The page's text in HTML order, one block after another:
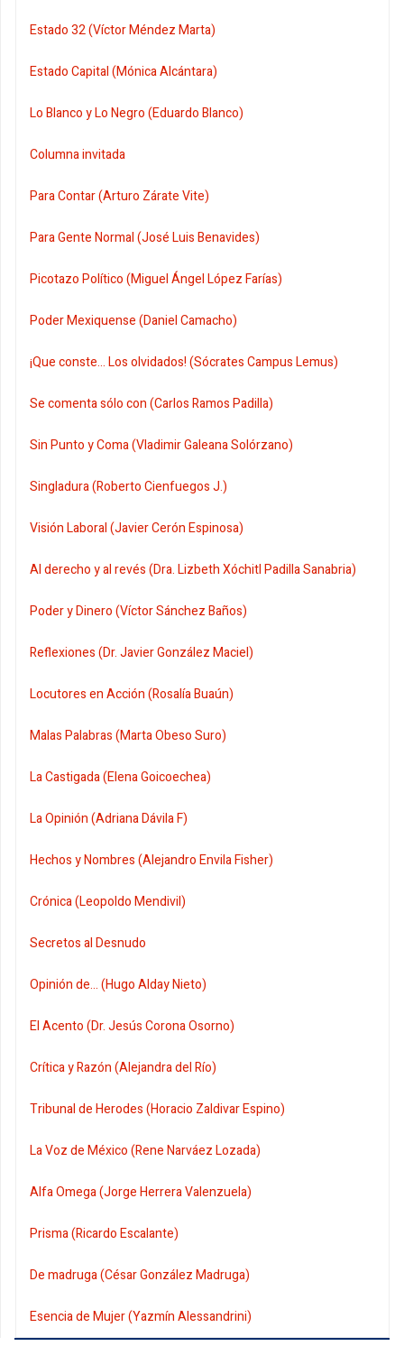
Estado 32 (Víctor Méndez Marta)
Estado Capital (Mónica Alcántara)
Lo Blanco y Lo Negro (Eduardo Blanco)
Columna invitada
Para Contar (Arturo Zárate Vite)
Para Gente Normal (José Luis Benavides)
Picotazo Político (Miguel Ángel López Farías)
Poder Mexiquense (Daniel Camacho)
¡Que conste... Los olvidados! (Sócrates Campus Lemus)
Se comenta sólo con (Carlos Ramos Padilla)
Sin Punto y Coma (Vladimir Galeana Solórzano)
Singladura (Roberto Cienfuegos J.)
Visión Laboral (Javier Cerón Espinosa)
Al derecho y al revés (Dra. Lizbeth Xóchitl Padilla Sanabria)
Poder y Dinero (Víctor Sánchez Baños)
Reflexiones (Dr. Javier González Maciel)
Locutores en Acción (Rosalía Buaún)
Malas Palabras (Marta Obeso Suro)
La Castigada (Elena Goicoechea)
La Opinión (Adriana Dávila F)
Hechos y Nombres (Alejandro Envila Fisher)
Crónica (Leopoldo Mendivil)
Secretos al Desnudo
Opinión de... (Hugo Alday Nieto)
El Acento (Dr. Jesús Corona Osorno)
Crítica y Razón (Alejandra del Río)
Tribunal de Herodes (Horacio Zaldivar Espino)
La Voz de México (Rene Narváez Lozada)
Alfa Omega (Jorge Herrera Valenzuela)
Prisma (Ricardo Escalante)
De madruga (César González Madruga)
Esencia de Mujer (Yazmín Alessandrini)